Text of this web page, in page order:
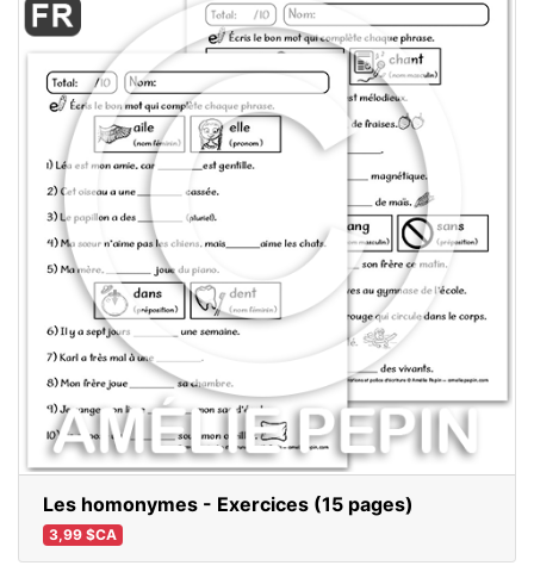
Les homonymes - Exercices (15 pages)
3,99 $CA